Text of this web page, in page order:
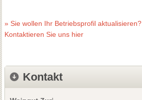
» Sie wollen Ihr Betriebsprofil aktualisieren?
Kontaktieren Sie uns hier
Kontakt